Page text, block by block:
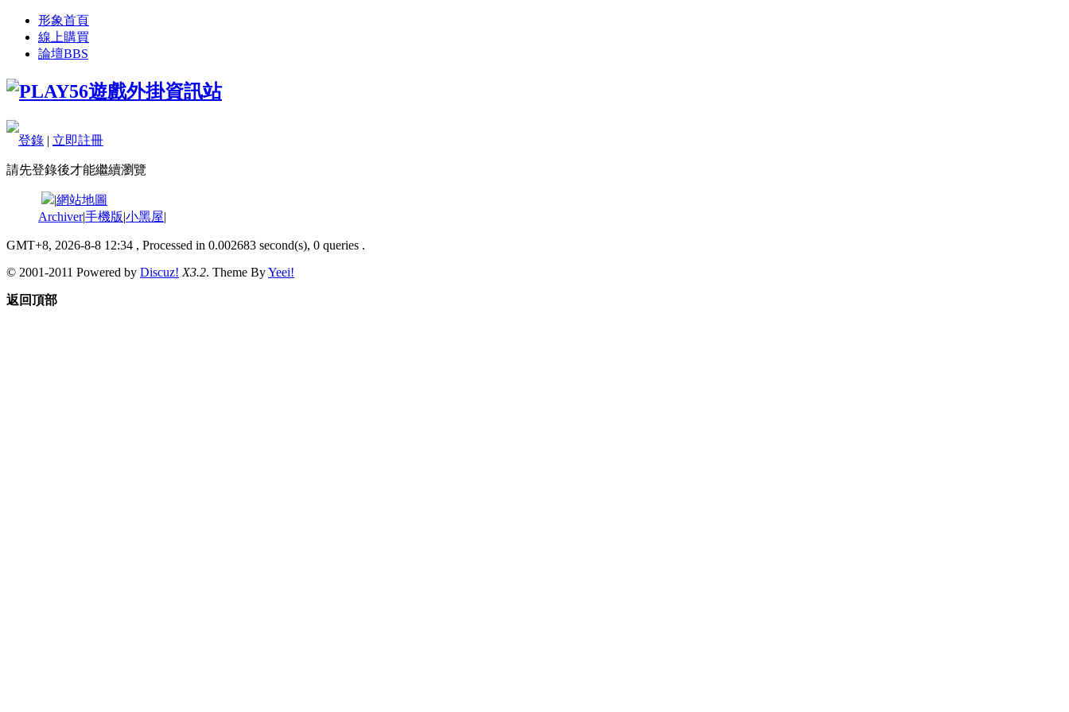
形象首頁
線上購買
論壇BBS
登錄 | 立即註冊
請先登錄後才能繼續瀏覽
|網站地圖
Archiver|手機版|小黑屋|
GMT+8, 2026-8-8 12:34 , Processed in 0.002683 second(s), 0 queries .
© 2001-2011 Powered by Discuz! X3.2. Theme ByYeei!
返回頂部